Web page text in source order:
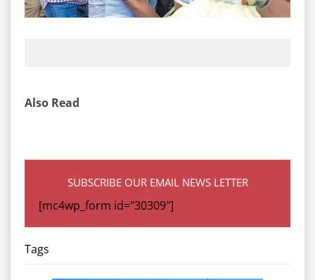
Also Read
SUBSCRIBE OUR EMAIL NEWS LETTER
[mc4wp_form id="30309"]
Tags